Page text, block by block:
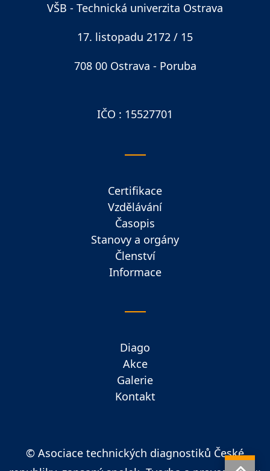
VŠB - Technická univerzita Ostrava
17. listopadu 2172 / 15
708 00 Ostrava - Poruba
IČO : 15527701
Certifikace
Vzdělávání
Časopis
Stanovy a orgány
Členství
Informace
Diago
Akce
Galerie
Kontakt
© Asociace technických diagnostiků České